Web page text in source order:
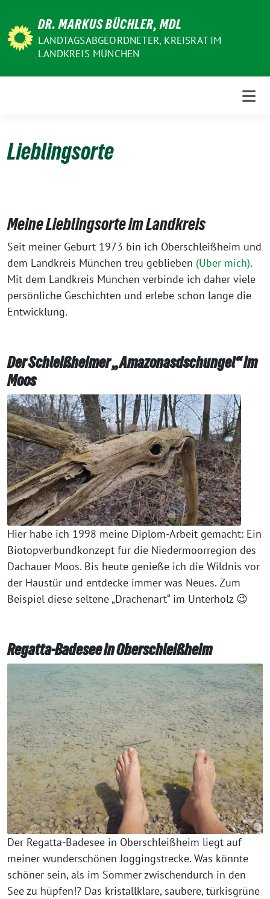
zum
Inhalt
DR. MARKUS BÜCHLER, MDL
LANDTAGSABGEORDNETER, KREISRAT IM
LANDKREIS MÜNCHEN
Lieblingsorte
Meine Lieblingsorte im Landkreis
Seit meiner Geburt 1973 bin ich Oberschleißheim und
dem Landkreis München treu geblieben (Über mich).
Mit dem Landkreis München verbinde ich daher viele
persönliche Geschichten und erlebe schon lange die
Entwicklung.
Der Schleißheimer „Amazonasdschungel“ im
Moos
Hier habe ich 1998 meine Diplom-Arbeit gemacht: Ein
Biotopverbundkonzept für die Niedermoorregion des
Dachauer Moos. Bis heute genieße ich die Wildnis vor
der Haustür und entdecke immer was Neues. Zum
Beispiel diese seltene „Drachenart“ im Unterholz 😉
Regatta-Badesee in Oberschleißheim
Der Regatta-Badesee in Oberschleißheim liegt auf
meiner wunderschönen Joggingstrecke. Was könnte
schöner sein, als im Sommer zwischendurch in den
See zu hüpfen!? Das kristallklare, saubere, türkisgrüne